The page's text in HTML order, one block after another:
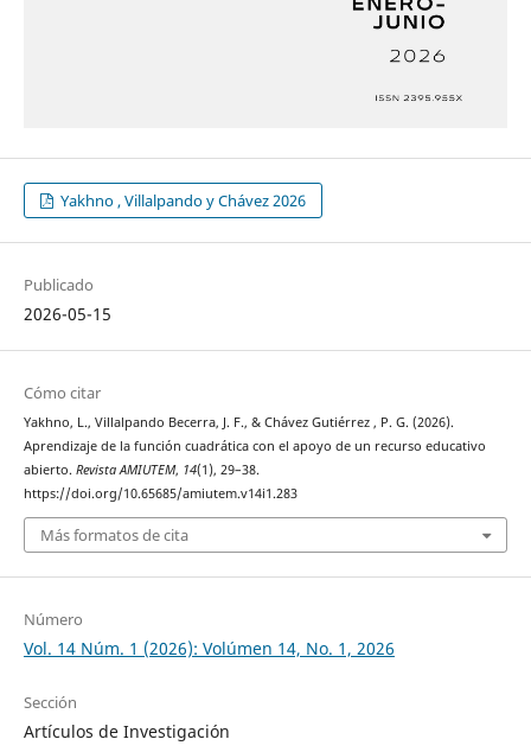
Yakhno , Villalpando y Chávez 2026
Publicado
2026-05-15
Cómo citar
Yakhno, L., Villalpando Becerra, J. F., & Chávez Gutiérrez , P. G. (2026).
Aprendizaje de la función cuadrática con el apoyo de un recurso educativo
abierto. Revista AMIUTEM, 14(1), 29–38.
https://doi.org/10.65685/amiutem.v14i1.283
Más formatos de cita
Número
Vol. 14 Núm. 1 (2026): Volúmen 14, No. 1, 2026
Sección
Artículos de Investigación